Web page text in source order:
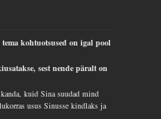
kohtuotsused on igal pool
sest nende päralt on
kuid Sina suudad mind
usus Sinusse kindlaks ja